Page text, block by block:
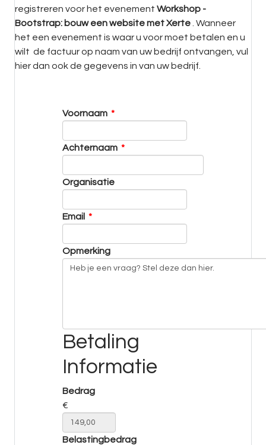
registreren voor het evenement Workshop -
Bootstrap: bouw een website met Xerte . Wanneer
het een evenement is waar u voor moet betalen en u
wilt de factuur op naam van uw bedrijf ontvangen, vul
hier dan ook de gegevens in van uw bedrijf.
Voornaam *
Achternaam *
Organisatie
Email *
Opmerking
Betaling
Informatie
Bedrag
€
Belastingbedrag